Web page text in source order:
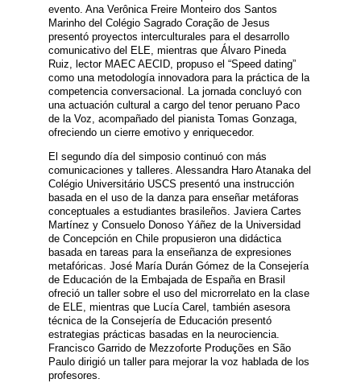
evento. Ana Verônica Freire Monteiro dos Santos
Marinho del Colégio Sagrado Coração de Jesus
presentó proyectos interculturales para el desarrollo
comunicativo del ELE, mientras que Álvaro Pineda
Ruiz, lector MAEC AECID, propuso el “Speed dating”
como una metodología innovadora para la práctica de la
competencia conversacional. La jornada concluyó con
una actuación cultural a cargo del tenor peruano Paco
de la Voz, acompañado del pianista Tomas Gonzaga,
ofreciendo un cierre emotivo y enriquecedor.
El segundo día del simposio continuó con más
comunicaciones y talleres. Alessandra Haro Atanaka del
Colégio Universitário USCS presentó una instrucción
basada en el uso de la danza para enseñar metáforas
conceptuales a estudiantes brasileños. Javiera Cartes
Martínez y Consuelo Donoso Yáñez de la Universidad
de Concepción en Chile propusieron una didáctica
basada en tareas para la enseñanza de expresiones
metafóricas. José María Durán Gómez de la Consejería
de Educación de la Embajada de España en Brasil
ofreció un taller sobre el uso del microrrelato en la clase
de ELE, mientras que Lucía Carel, también asesora
técnica de la Consejería de Educación presentó
estrategias prácticas basadas en la neurociencia.
Francisco Garrido de Mezzoforte Produções en São
Paulo dirigió un taller para mejorar la voz hablada de los
profesores.